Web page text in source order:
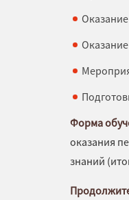
Форма
оказания
знаний